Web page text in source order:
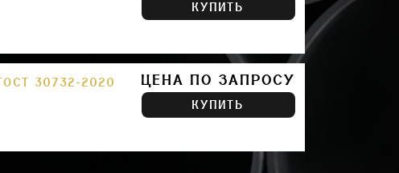
КУПИТЬ
30732-2020 ЦЕНА ПО ЗАПРОСУ
КУПИТЬ